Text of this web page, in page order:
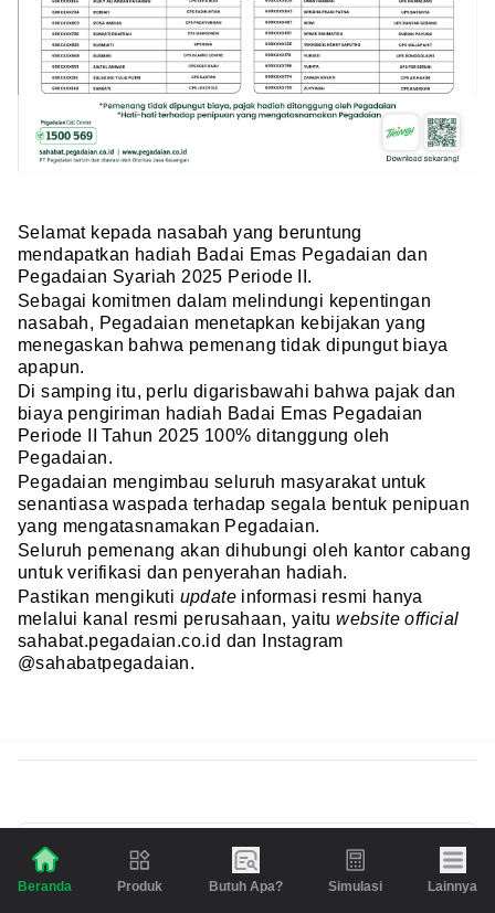
Beranda Produk Butuh Apa? Simulasi Lainnya
Selamat kepada nasabah yang beruntung
mendapatkan hadiah Badai Emas Pegadaian dan
Pegadaian Syariah 2025 Periode II.
Sebagai komitmen dalam melindungi kepentingan
nasabah, Pegadaian menetapkan kebijakan yang
menegaskan bahwa pemenang tidak dipungut biaya
apapun.
Di samping itu, perlu digarisbawahi bahwa pajak dan
biaya pengiriman hadiah Badai Emas Pegadaian
Periode II Tahun 2025 100% ditanggung oleh
Pegadaian.
Pegadaian mengimbau seluruh masyarakat untuk
senantiasa waspada terhadap segala bentuk penipuan
yang mengatasnamakan Pegadaian.
Seluruh pemenang akan dihubungi oleh kantor cabang
untuk verifikasi dan penyerahan hadiah.
Pastikan mengikuti update informasi resmi hanya
melalui kanal resmi perusahaan, yaituwebsite official
sahabat.pegadaian.co.id dan Instagram
@sahabatpegadaian.
Inspirasi
Daftar Menu Buka Puasa untuk 1 Bulan,
Lezat dan Bervariasi!